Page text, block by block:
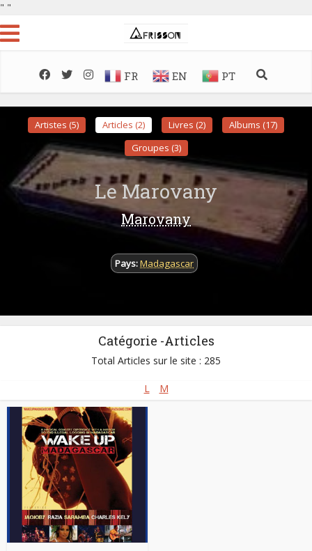
" "
FR EN PT
Artistes (5) Articles (2) Livres (2)
Albums (17)
Groupes (3)
Le Marovany
Marovany
Pays:Madagascar
Catégorie -Articles
Total Articles sur le site : 285
L M